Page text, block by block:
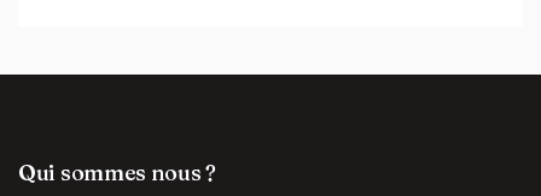
Qui sommes nous ?